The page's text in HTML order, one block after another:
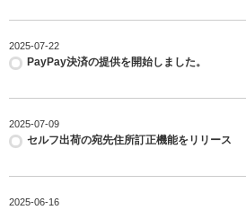
2025-07-22
PayPay決済の提供を開始しました。
2025-07-09
セルフ出荷の宛先住所訂正機能をリリース
2025-06-16